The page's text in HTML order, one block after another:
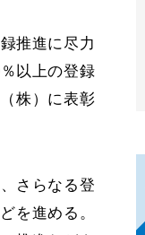
推進に尽力
以上の登録
株）に表彰
さらなる登
を進める。